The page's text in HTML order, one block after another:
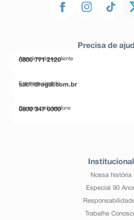
Precisa de
Atendimento ao cliente
0800 771 2120
Entre em contato
sac@drogal.com.br
Compre pelo telefone
0800 347 0000
Institucional
Nossa história
Especial 90
Trabalhe